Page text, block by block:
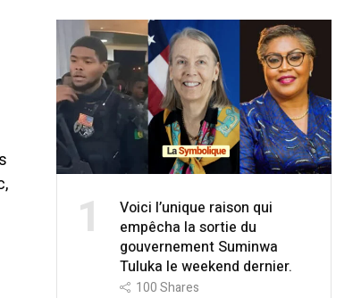
1
Voici l’unique raison qui
empêcha la sortie du
gouvernement Suminwa
Tuluka le weekend dernier.
100Shares